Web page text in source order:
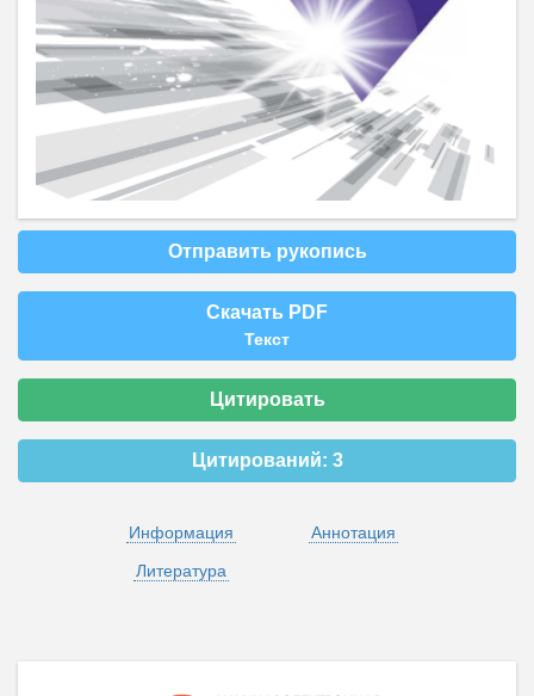
Отправить рукопись
Скачать PDF
Текст
Цитировать
Цитирований: 3
Информация
Аннотация
Литература